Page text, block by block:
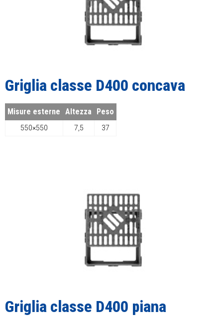
Griglia classe D400 concava
Misure esterne Altezza Peso
550×550 7,5 37
Griglia classe D400 piana